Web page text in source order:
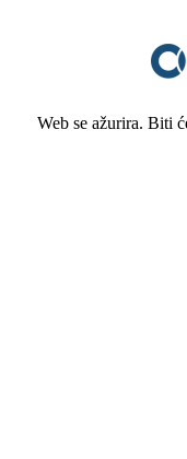
Web se ažurira. Biti